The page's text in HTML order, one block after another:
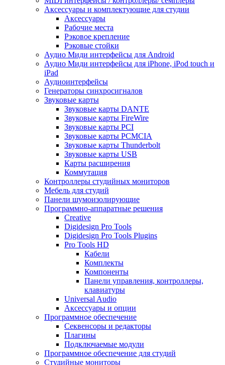
Аксессуары и комплектующие для студии
Аксессуары
Рабочие места
Рэковое крепление
Рэковые стойки
Аудио Миди интерфейсы для Android
Аудио Миди интерфейсы для iPhone, iPod touch и
iPad
Аудиоинтерфейсы
Генераторы синхросигналов
Звуковые карты
Звуковые карты DANTE
Звуковые карты FireWire
Звуковые карты PCI
Звуковые карты PCMCIA
Звуковые карты Thunderbolt
Звуковые карты USB
Карты расширения
Коммутация
Контроллеры студийных мониторов
Мебель для студий
Панели шумоизолирующие
Программно-аппаратные решения
Creative
Digidesign Pro Tools
Digidesign Pro Tools Plugins
Pro Tools HD
Кабели
Комплекты
Компоненты
Панели управления, контроллеры,
клавиатуры
Universal Audio
Аксессуары и опции
Программное обеспечение
Cеквенсоры и редакторы
Плагины
Подключаемые модули
Программное обеспечение для студий
Студийные мониторы